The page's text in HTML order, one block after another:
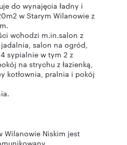
do wynajęcia ładny i
w Starym Wilanowie z
wchodzi m.in.salon z
salon na ogród,
sypialnie w tym 2 z
na strychu z łazienką,
kotłownia, pralnia i pokój
Wilanowie Niskim jest